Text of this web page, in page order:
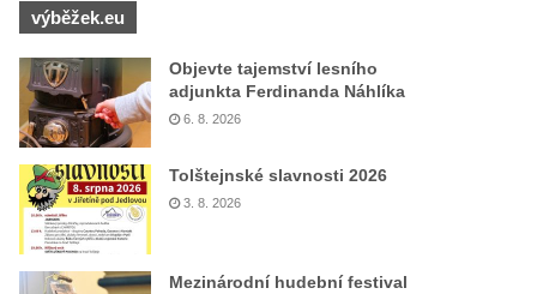
výběžek.eu
Objevte tajemství lesního
adjunkta Ferdinanda Náhlíka
6. 8. 2026
Tolštejnské slavnosti 2026
3. 8. 2026
Mezinárodní hudební festival